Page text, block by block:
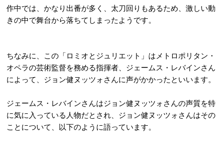
作中では、かなり出番が多く、太刀回りもあるため、激しい動
きの中で舞台から落ちてしまったようです。
ちなみに、この「ロミオとジュリエット」はメトロポリタン・
オペラの芸術監督を務める指揮者、ジェームス・レバインさん
によって、ジョン健ヌッツォさんに声がかかったといいます。
ジェームス・レバインさんはジョン健ヌッツォさんの声質を特
に気に入っている人物だとされ、ジョン健ヌッツォさんはその
ことについて、以下のように語っています。